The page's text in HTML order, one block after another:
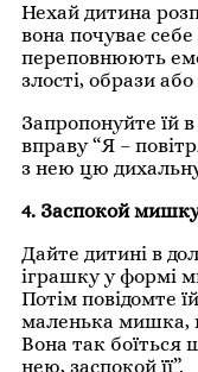
Нехай дитина
вона почуває
переповнюють
злості, образи або
Запропонуйте їй
вправу “Я –
з нею цю
4. Заспокой
Дайте дитині в
іграшку у формі
Потім повідомте
маленька мишка,
Вона так боїться
нею, заспокой її”.